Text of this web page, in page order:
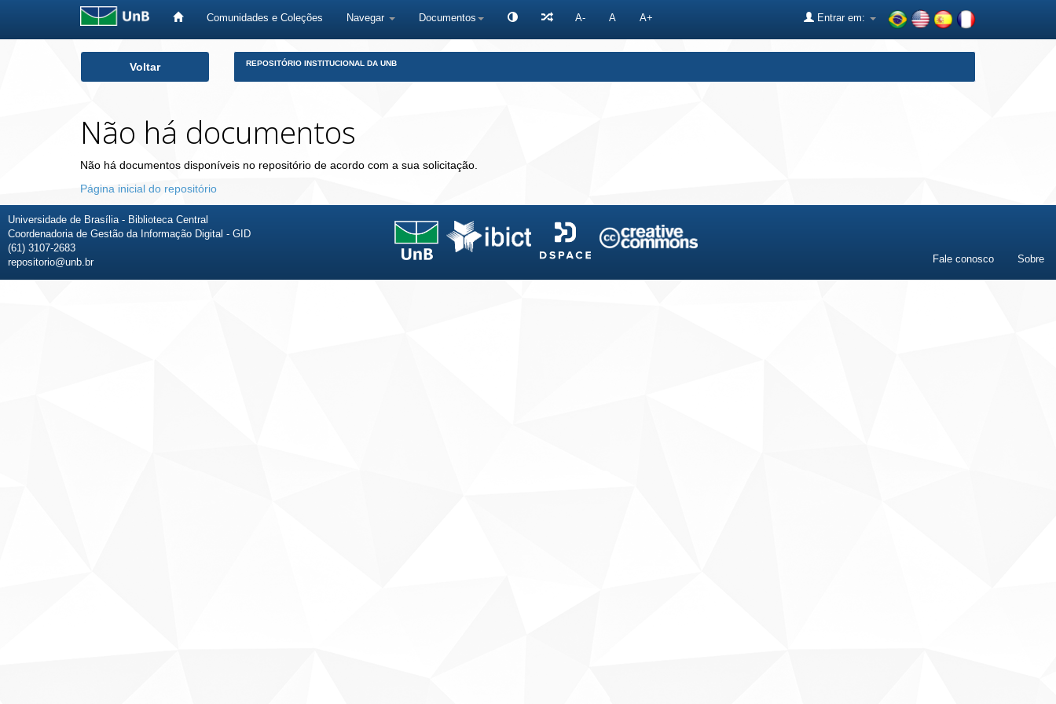
Comunidades e Coleções Navegar Documentos A- A A+ Entrar em:
Voltar REPOSITÓRIO INSTITUCIONAL DA UNB
Não há documentos
Não há documentos disponíveis no repositório de acordo com a sua solicitação.
Página inicial do repositório
Universidade de Brasília - Biblioteca Central
Coordenadoria de Gestão da Informação Digital - GID
(61) 3107-2683
repositorio@unb.br
Fale conosco Sobre